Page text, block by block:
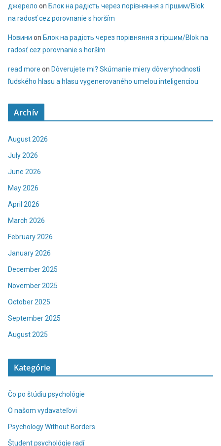
джерело on Блок на радість через порівняння з гіршим/Blok
na radosť cez porovnanie s horším
Новини on Блок на радість через порівняння з гіршим/Blok na
radosť cez porovnanie s horším
read more on Dôverujete mi? Skúmanie miery dôveryhodnosti
ľudského hlasu a hlasu vygenerovaného umelou inteligenciou
Archív
August 2026
July 2026
June 2026
May 2026
April 2026
March 2026
February 2026
January 2026
December 2025
November 2025
October 2025
September 2025
August 2025
Kategórie
Čo po štúdiu psychológie
O našom vydavateľovi
Psychology Without Borders
Študent psychológie radí